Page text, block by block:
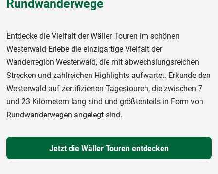
Rundwanderwege
Entdecke die Vielfalt der Wäller Touren im schönen
Westerwald Erlebe die einzigartige Vielfalt der
Wanderregion Westerwald, die mit abwechslungsreichen
Strecken und zahlreichen Highlights aufwartet. Erkunde den
Westerwald auf zertifizierten Tagestouren, die zwischen 7
und 23 Kilometern lang sind und größtenteils in Form von
Rundwanderwegen angelegt sind.
Jetzt die Wäller Touren entdecken